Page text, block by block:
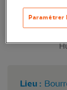
Lieu :
Paramétrer